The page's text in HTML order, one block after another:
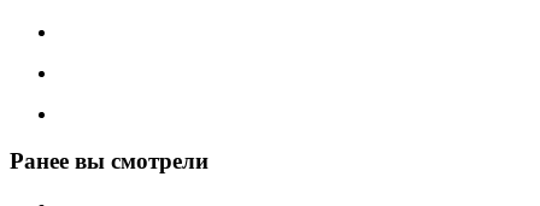
Ранее вы смотрели